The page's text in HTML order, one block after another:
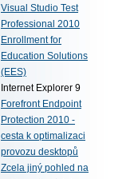
Visual Studio Test
Professional 2010
Enrollment for
Education Solutions
(EES)
Internet Explorer 9
Forefront Endpoint
Protection 2010 -
cesta k optimalizaci
provozu desktopů
Zcela jiný pohled na